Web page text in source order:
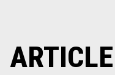
ARTICLE